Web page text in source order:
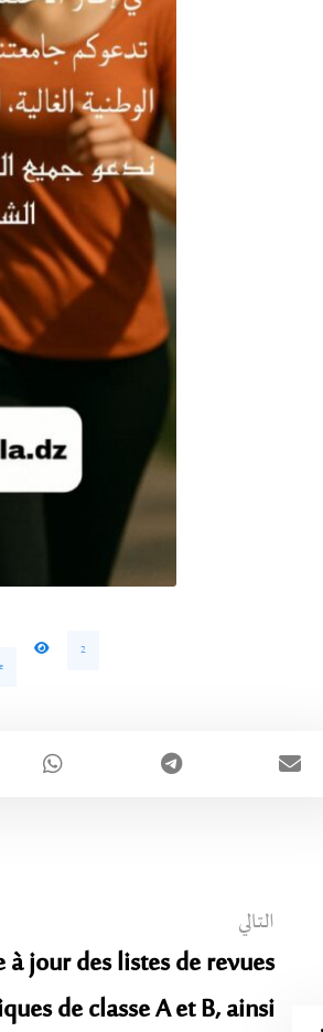
2
التالي
à jour des listes de revues
de classe A et B, ainsi